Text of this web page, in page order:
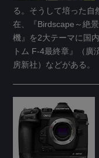
る。そうして培った自
在、『Birdscape～絶
機』を2大テーマに国
トム F-4最終章』（廣
房新社）などがある。